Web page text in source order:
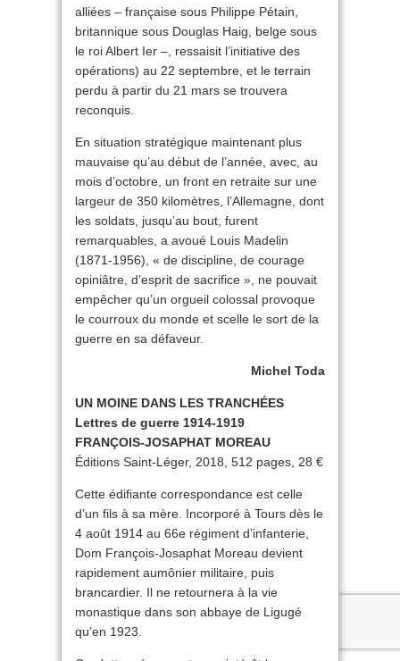
alliées – française sous Philippe Pétain,
britannique sous Douglas Haig, belge sous
le roi Albert Ier –, ressaisit l’initiative des
opérations) au 22 septembre, et le terrain
perdu à partir du 21 mars se trouvera
reconquis.
En situation stratégique maintenant plus
mauvaise qu’au début de l’année, avec, au
mois d’octobre, un front en retraite sur une
largeur de 350 kilomètres, l’Allemagne, dont
les soldats, jusqu’au bout, furent
remarquables, a avoué Louis Madelin
(1871-1956), « de discipline, de courage
opiniâtre, d’esprit de sacrifice », ne pouvait
empêcher qu’un orgueil colossal provoque
le courroux du monde et scelle le sort de la
guerre en sa défaveur.
Michel Toda
UN MOINE DANS LES TRANCHÉES
Lettres de guerre 1914-1919
FRANÇOIS-JOSAPHAT MOREAU
Éditions Saint-Léger, 2018, 512 pages, 28 €
Cette édifiante correspondance est celle
d’un fils à sa mère. Incorporé à Tours dès le
4 août 1914 au 66e régiment d’infanterie,
Dom François-Josaphat Moreau devient
rapidement aumônier militaire, puis
brancardier. Il ne retournera à la vie
monastique dans son abbaye de Ligugé
qu’en 1923.